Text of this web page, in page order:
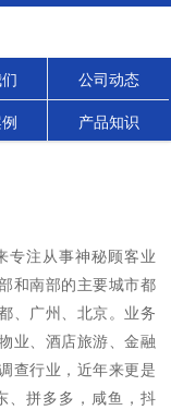
公司动态
产品知识
专注从事神秘顾客业
和南部的主要城市都
、广州、北京。业务
业、酒店旅游、金融
查行业，近年来更是
、拼多多，咸鱼，抖